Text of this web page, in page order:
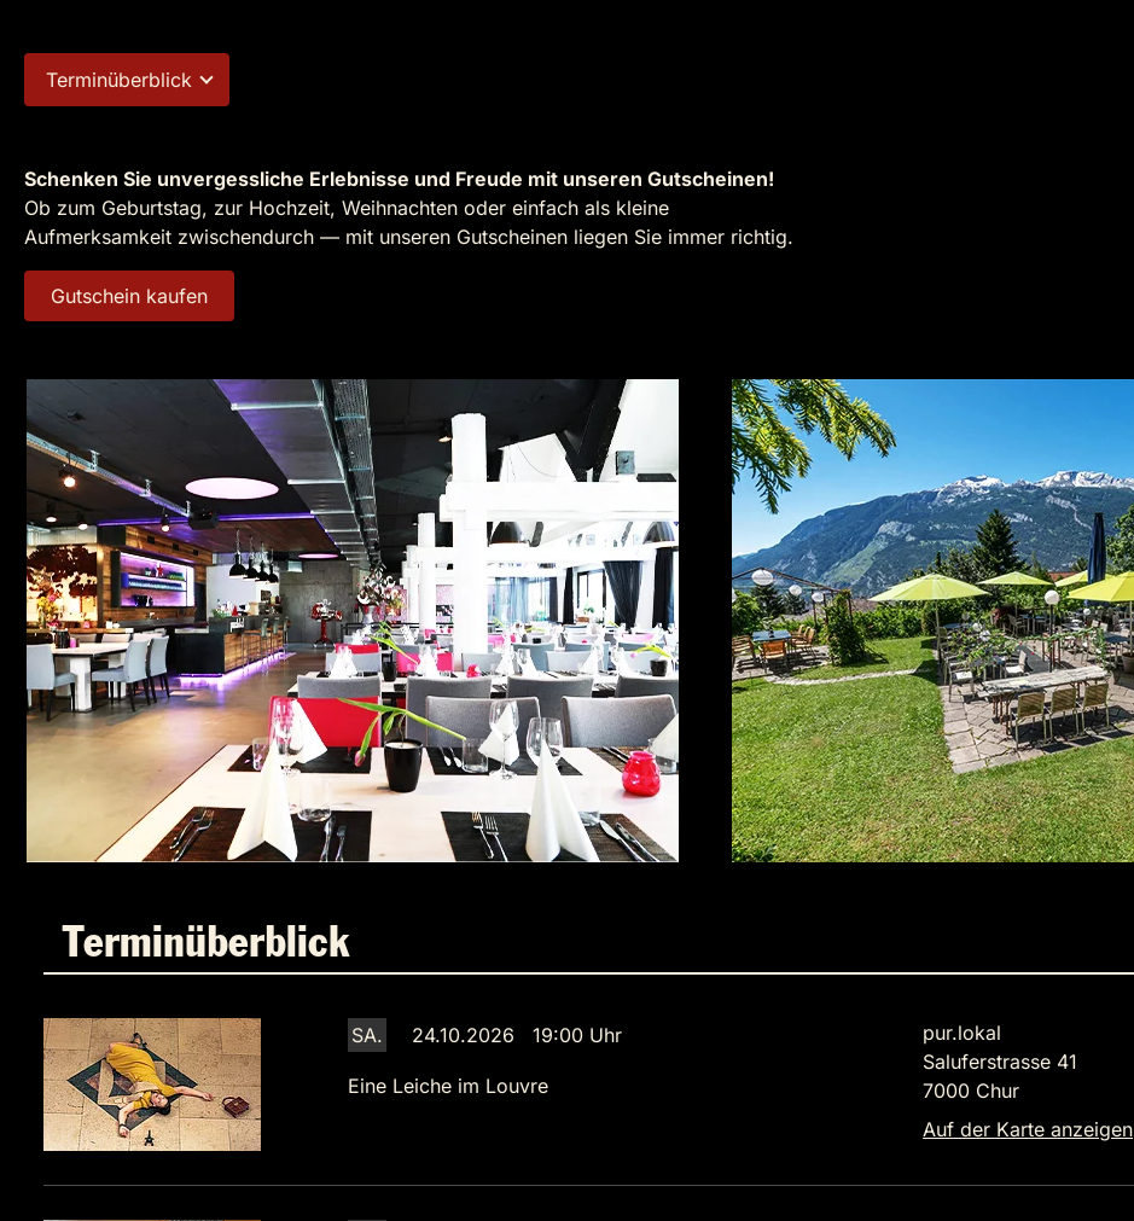
Terminüberblick
Schenken Sie unvergessliche Erlebnisse und Freude mit unseren Gutscheinen!
Ob zum Geburtstag, zur Hochzeit, Weihnachten oder einfach als kleine
Aufmerksamkeit zwischendurch — mit unseren Gutscheinen liegen Sie immer richtig.
Gutschein kaufen
Terminüberblick
SA. 24.10.2026 19:00 Uhr
Eine Leiche im Louvre
pur.lokal
Saluferstrasse 41
7000 Chur
Auf der Karte anzeigen